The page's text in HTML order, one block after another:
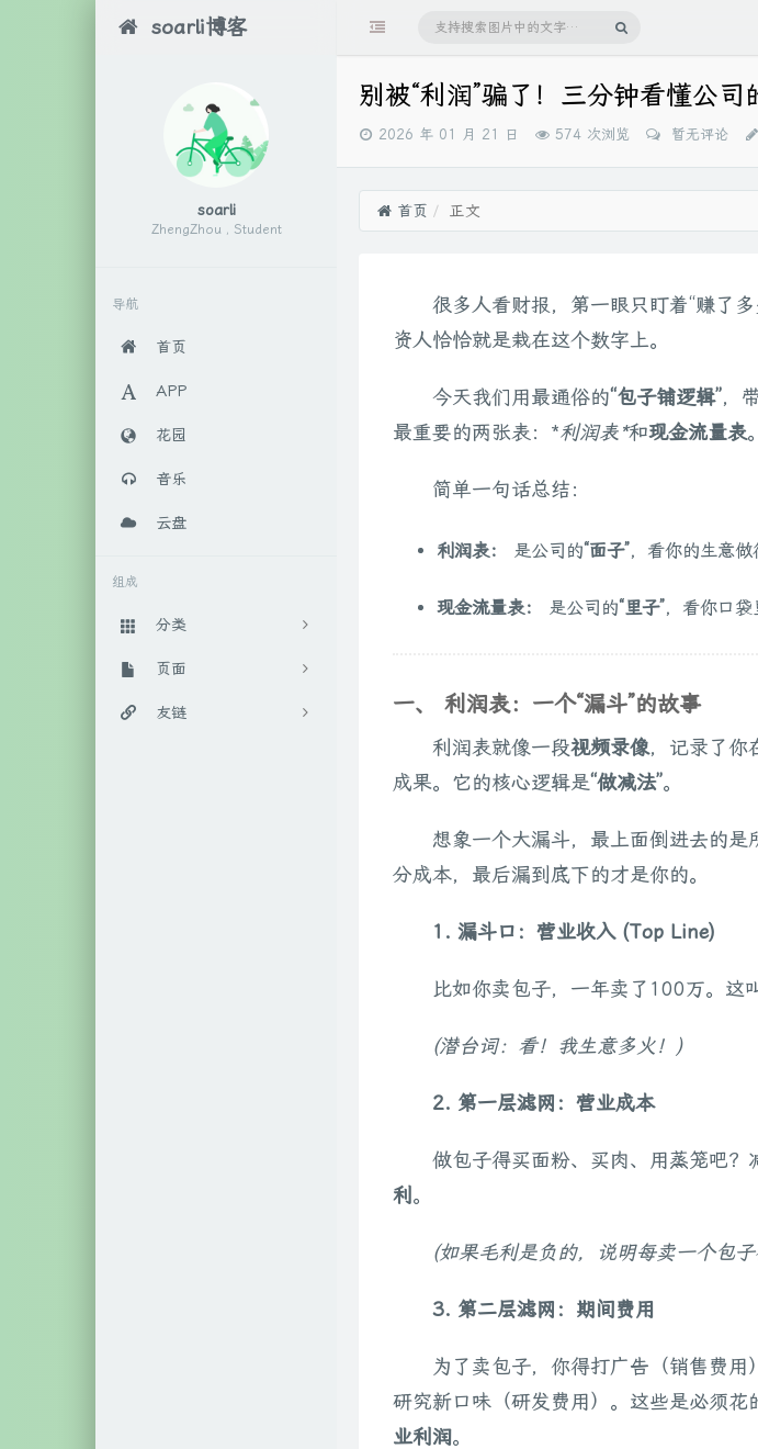
soarli博客
soarli
ZhengZhou , Student
导航
首页
APP
花园
音乐
云盘
组成
分类
289
日常随笔
88
实用教程
页面
百宝箱
友链
别被“利润”骗了！三分钟看懂公司
发
间：
2026 年 01 月 21 日 574 次浏览 暂无评论
首页 正文
很多人看财报，第一眼只盯着“赚了
资人恰恰就是栽在这个数字上。
今天我们用最通俗的“包子铺逻辑”，
最重要的两张表：*利润表*和现金流量表。
简单一句话总结：
利润表： 是公司的“面子”，看你的生意做
现金流量表： 是公司的“里子”，看你口袋
一、 利润表：一个“漏斗”的故事
利润表就像一段视频录像，记录了你
成果。它的核心逻辑是“做减法”。
想象一个大漏斗，最上面倒进去的
分成本，最后漏到底下的才是你的。
1. 漏斗口：营业收入 (Top Line)
比如你卖包子，一年卖了100万。这
(潜台词：看！我生意多火！)
2. 第一层滤网：营业成本
做包子得买面粉、买肉、用蒸笼吧？
利。
(如果毛利是负的，说明每卖一个包
3. 第二层滤网：期间费用
为了卖包子，你得打广告（销售费
研究新口味（研发费用）。这些是必须花
业利润。